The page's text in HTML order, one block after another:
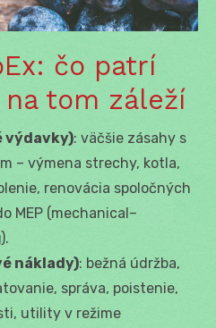
čo patrí
tom záleží
výdavky): väčšie zásahy s
– výmena strechy, kotla,
renovácia spoločných
MEP (mechanical–
náklady): bežná údržba,
správa, poistenie,
utility v režime